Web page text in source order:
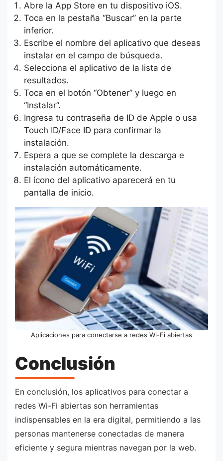
Abre la App Store en tu dispositivo iOS.
Toca en la pestaña “Buscar” en la parte
inferior.
Escribe el nombre del aplicativo que deseas
instalar en el campo de búsqueda.
Selecciona el aplicativo de la lista de
resultados.
Toca en el botón “Obtener” y luego en
“Instalar”.
Ingresa tu contraseña de ID de Apple o usa
Touch ID/Face ID para confirmar la
instalación.
Espera a que se complete la descarga e
instalación automáticamente.
El ícono del aplicativo aparecerá en tu
pantalla de inicio.
Aplicaciones para conectarse a redes Wi-Fi abiertas
Conclusión
En conclusión, los aplicativos para conectar a
redes Wi-Fi abiertas son herramientas
indispensables en la era digital, permitiendo a las
personas mantenerse conectadas de manera
eficiente y segura mientras navegan por la web.